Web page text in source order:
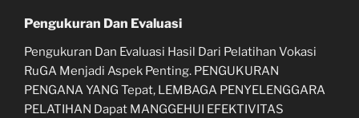
Pengukuran Dan Evaluasi
Pengukuran Dan Evaluasi Hasil Dari Pelatihan Vokasi
RuGA Menjadi Aspek Penting. PENGUKURAN
PENGANA YANG Tepat, LEMBAGA PENYELENGGARA
PELATIHAN Dapat MANGGEHUI EFEKTIVITAS